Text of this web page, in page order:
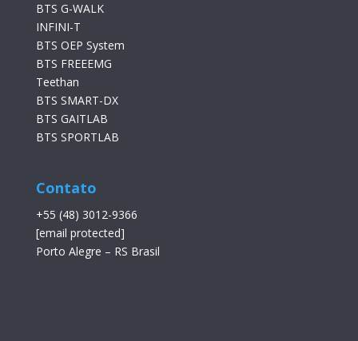
BTS G-WALK
INFINI-T
BTS OEP System
BTS FREEEMG
Teethan
BTS SMART-DX
BTS GAITLAB
BTS SPORTLAB
Contato
+55 (48) 3012-9366
[email protected]
Porto Alegre – RS Brasil